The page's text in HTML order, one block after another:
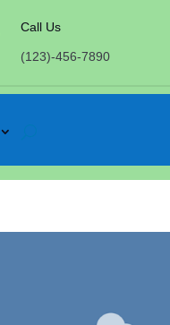
Call Us
(123)-456-7890